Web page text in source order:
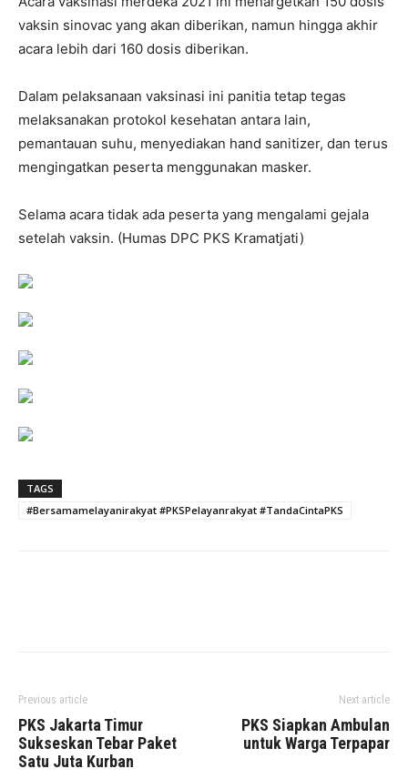
vaksin sinovac yang akan diberikan, namun hingga akhir
acara lebih dari 160 dosis diberikan.
Dalam pelaksanaan vaksinasi ini panitia tetap tegas
melaksanakan protokol kesehatan antara lain,
pemantauan suhu, menyediakan hand sanitizer, dan terus
mengingatkan peserta menggunakan masker.
Selama acara tidak ada peserta yang mengalami gejala
setelah vaksin. (Humas DPC PKS Kramatjati)
TAGS
#Bersamamelayanirakyat #PKSPelayanrakyat #TandaCintaPKS
Previous article
PKS Jakarta Timur
Sukseskan Tebar Paket
Satu Juta Kurban
Next article
PKS Siapkan Ambulan
untuk Warga Terpapar